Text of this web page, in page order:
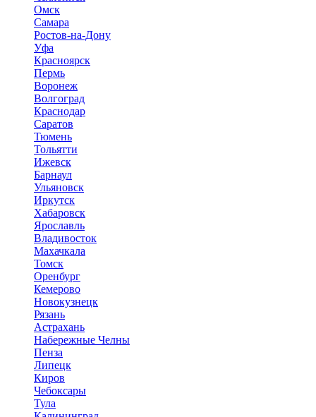
Омск
Самара
Ростов-на-Дону
Уфа
Красноярск
Пермь
Воронеж
Волгоград
Краснодар
Саратов
Тюмень
Тольятти
Ижевск
Барнаул
Ульяновск
Иркутск
Хабаровск
Ярославль
Владивосток
Махачкала
Томск
Оренбург
Кемерово
Новокузнецк
Рязань
Астрахань
Набережные Челны
Пенза
Липецк
Киров
Чебоксары
Тула